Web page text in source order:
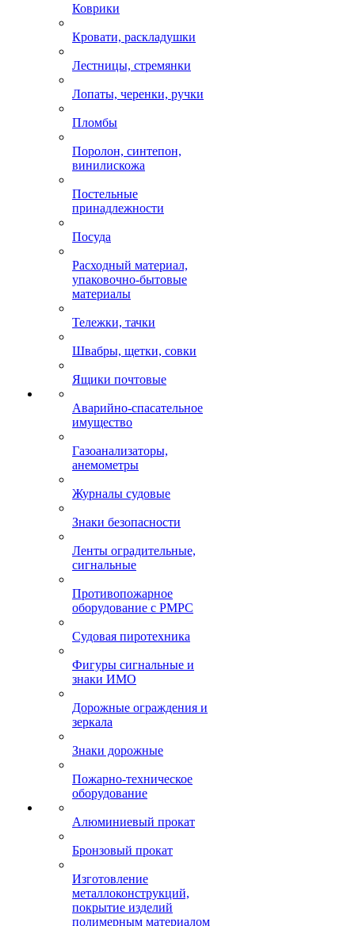
Коврики
Кровати, раскладушки
Лестницы, стремянки
Лопаты, черенки, ручки
Пломбы
Поролон, синтепон,
винилискожа
Постельные
принадлежности
Посуда
Расходный материал,
упаковочно-бытовые
материалы
Тележки, тачки
Швабры, щетки, совки
Ящики почтовые
Аварийно-спасательное
имущество
Газоанализаторы,
анемометры
Журналы судовые
Знаки безопасности
Ленты оградительные,
сигнальные
Противопожарное
оборудование с РМРС
Судовая пиротехника
Фигуры сигнальные и
знаки ИМО
Дорожные ограждения и
зеркала
Знаки дорожные
Пожарно-техническое
оборудование
Алюминиевый прокат
Бронзовый прокат
Изготовление
металлоконструкций,
покрытие изделий
полимерным материалом